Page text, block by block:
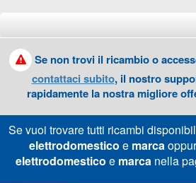
Se non trovi il ricambio o
contattaci subito, il nostro
rapidamente la nostra migliore
Se vuoi trovare tutti ricambi
elettrodomestico e marca
elettrodomestico e marcanella